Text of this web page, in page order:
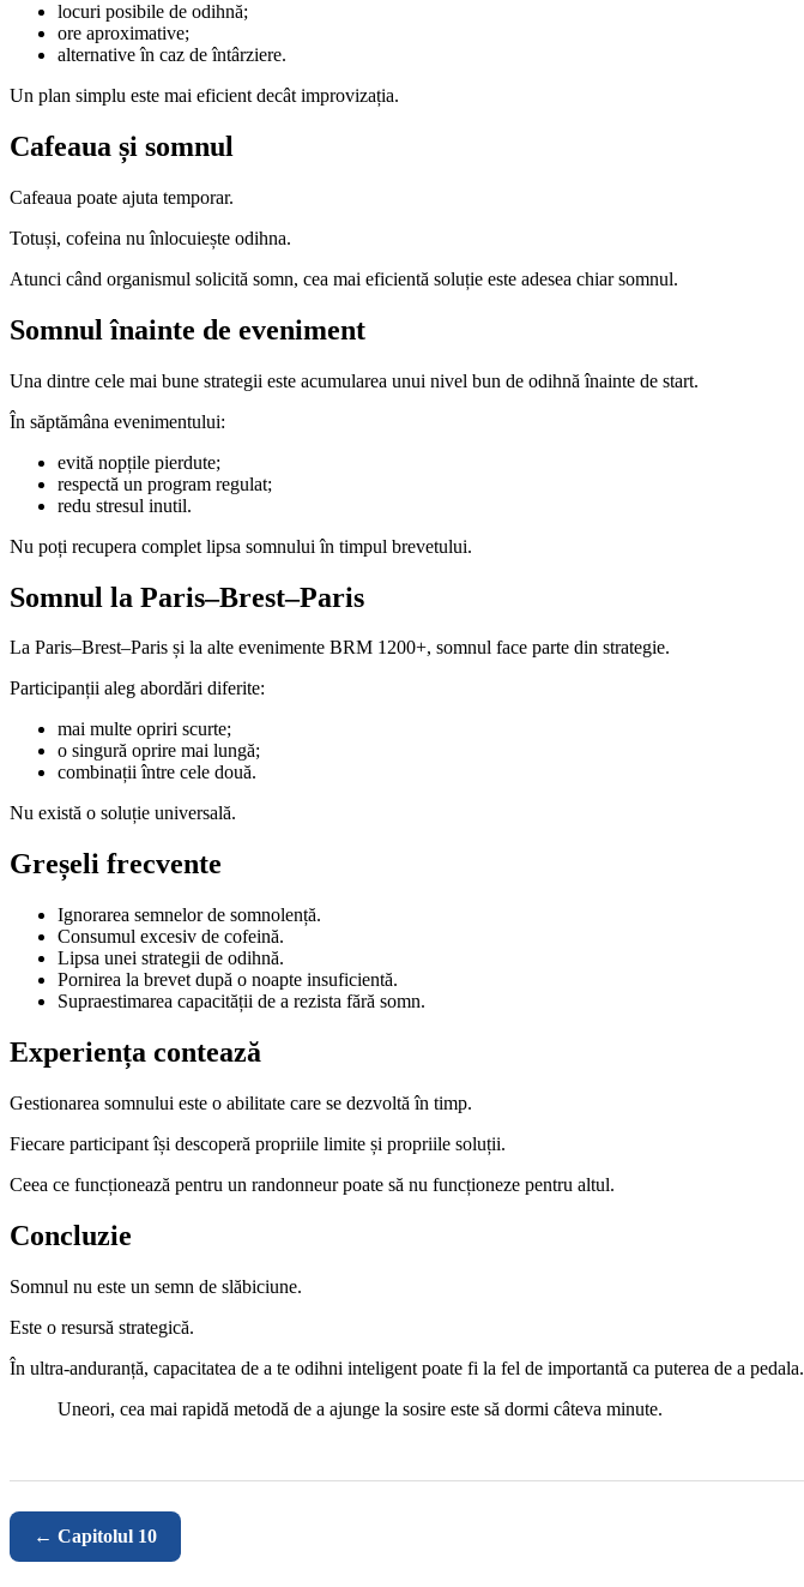
locuri posibile de odihnă;
ore aproximative;
alternative în caz de întârziere.
Un plan simplu este mai eficient decât improvizația.
Cafeaua și somnul
Cafeaua poate ajuta temporar.
Totuși, cofeina nu înlocuiește odihna.
Atunci când organismul solicită somn, cea mai eficientă soluție este adesea chiar somnul.
Somnul înainte de eveniment
Una dintre cele mai bune strategii este acumularea unui nivel bun de odihnă înainte de start.
În săptămâna evenimentului:
evită nopțile pierdute;
respectă un program regulat;
redu stresul inutil.
Nu poți recupera complet lipsa somnului în timpul brevetului.
Somnul la Paris–Brest–Paris
La Paris–Brest–Paris și la alte evenimente BRM 1200+, somnul face parte din strategie.
Participanții aleg abordări diferite:
mai multe opriri scurte;
o singură oprire mai lungă;
combinații între cele două.
Nu există o soluție universală.
Greșeli frecvente
Ignorarea semnelor de somnolență.
Consumul excesiv de cofeină.
Lipsa unei strategii de odihnă.
Pornirea la brevet după o noapte insuficientă.
Supraestimarea capacității de a rezista fără somn.
Experiența contează
Gestionarea somnului este o abilitate care se dezvoltă în timp.
Fiecare participant își descoperă propriile limite și propriile soluții.
Ceea ce funcționează pentru un randonneur poate să nu funcționeze pentru altul.
Concluzie
Somnul nu este un semn de slăbiciune.
Este o resursă strategică.
În ultra-anduranță, capacitatea de a te odihni inteligent poate fi la fel de importantă ca puterea de a pedala.
Uneori, cea mai rapidă metodă de a ajunge la sosire este să dormi câteva minute.
← Capitolul 10